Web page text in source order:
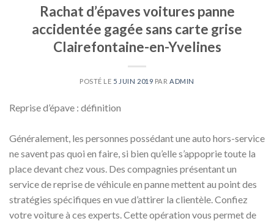
Rachat d’épaves voitures panne
accidentée gagée sans carte grise
Clairefontaine-en-Yvelines
POSTÉ LE 5 JUIN 2019 PAR ADMIN
Reprise d’épave : définition
Généralement, les personnes possédant une auto hors-service
ne savent pas quoi en faire, si bien qu’elle s’appoprie toute la
place devant chez vous. Des compagnies présentant un
service de reprise de véhicule en panne mettent au point des
stratégies spécifiques en vue d’attirer la clientèle. Confiez
votre voiture à ces experts. Cette opération vous permet de